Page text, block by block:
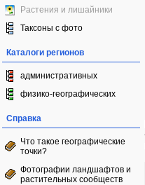
Растения и лишайники
Таксоны с фото
Каталоги регионов
административных
физико-географических
Справка
Что такое географические
точки?
Фотографии ландшафтов и
растительных сообществ